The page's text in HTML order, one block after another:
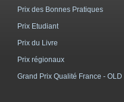
Prix des Bonnes Pratiques
Prix Etudiant
Prix du Livre
Prix régionaux
Grand Prix Qualité France - OLD